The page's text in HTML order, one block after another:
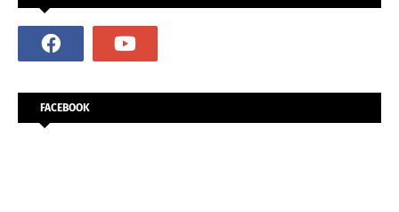
FACEBOOK